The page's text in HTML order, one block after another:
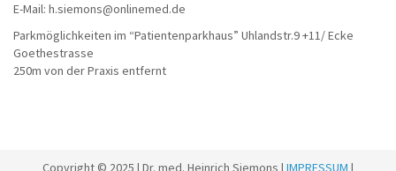
E-Mail: h.siemons@onlinemed.de
Parkmöglichkeiten im “Patientenparkhaus” Uhlandstr.9 +11/ Ecke
Goethestrasse
250m von der Praxis entfernt
Copyright © 2025 | Dr. med. Heinrich Siemons | IMPRESSUM |